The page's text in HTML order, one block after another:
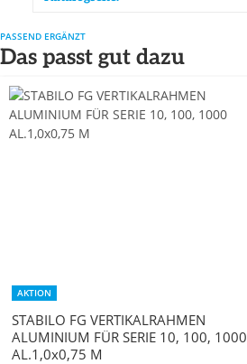
PASSEND ERGÄNZT
Das passt gut dazu
AKTION
STABILO FG VERTIKALRAHMEN
ALUMINIUM FÜR SERIE 10, 100, 1000
AL.1,0x0,75 M